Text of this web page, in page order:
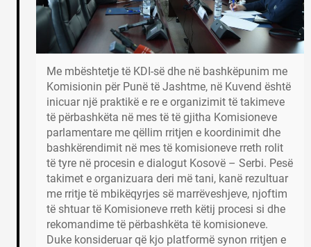
Me mbështetje të KDI-së dhe në bashkëpunim me
Komisionin për Punë të Jashtme, në Kuvend është
inicuar një praktikë e re e organizimit të takimeve
të përbashkëta në mes të të gjitha Komisioneve
parlamentare me qëllim rritjen e koordinimit dhe
bashkërendimit në mes të komisioneve rreth rolit
të tyre në procesin e dialogut Kosovë – Serbi. Pesë
takimet e organizuara deri më tani, kanë rezultuar
me rritje të mbikëqyrjes së marrëveshjeve, njoftim
të shtuar të Komisioneve rreth këtij procesi si dhe
rekomandime të përbashkëta të komisioneve.
Duke konsideruar që kjo platformë synon rritjen e